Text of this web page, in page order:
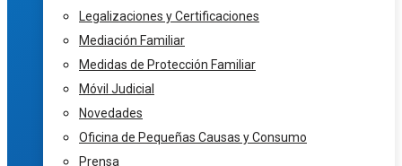
Legalizaciones y Certificaciones
Mediación Familiar
Medidas de Protección Familiar
Móvil Judicial
Novedades
Oficina de Pequeñas Causas y Consumo
Prensa